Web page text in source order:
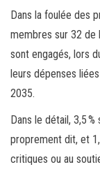
Dans la foulée des
membres sur 32 de
sont engagés, lors
leurs dépenses
2035.
Dans le détail, 3,5
proprement dit, et
critiques ou au